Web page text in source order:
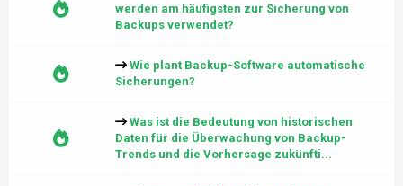
werden am häufigsten zur Sicherung von
Backups verwendet?
Wie plant Backup-Software automatische
Sicherungen?
Was ist die Bedeutung von historischen
Daten für die Überwachung von Backup-
Trends und die Vorhersage zukünfti...